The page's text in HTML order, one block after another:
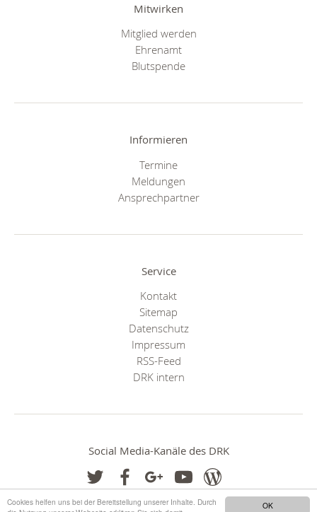
OK
Cookies helfen uns bei der Bereitstellung unserer Inhalte. Durch
Mitwirken
Mitglied werden
Ehrenamt
Blutspende
Informieren
Termine
Meldungen
Ansprechpartner
Service
Kontakt
Sitemap
Datenschutz
Impressum
RSS-Feed
DRK intern
Social Media-Kanäle des DRK